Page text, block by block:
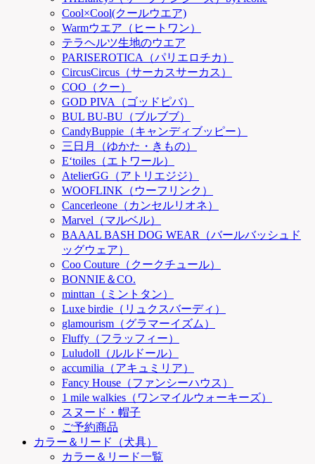
Cool×Cool(クールウエア)
Warmウエア（ヒートワン）
テラヘルツ生地のウエア
PARISEROTICA（パリエロチカ）
CircusCircus（サーカスサーカス）
COO（クー）
GOD PIVA（ゴッドピバ）
BUL BU-BU（ブルブブ）
CandyBuppie（キャンディブッピー）
三日月（ゆかた・きもの）
E‘toiles（エトワール）
AtelierGG（アトリエジジ）
WOOFLINK（ウーフリンク）
Cancerleone（カンセルリオネ）
Marvel（マルベル）
BAAAL BASH DOG WEAR（バールバッシュド
ッグウェア）
Coo Couture（クークチュール）
BONNIE＆CO.
minttan（ミントタン）
Luxe birdie（リュクスバーディ）
glamourism（グラマーイズム）
Fluffy（フラッフィー）
Luludoll（ルルドール）
accumilia（アキュミリア）
Fancy House（ファンシーハウス）
1 mile walkies（ワンマイルウォーキーズ）
スヌード・帽子
ご予約商品
カラー＆リード（犬具）
カラー＆リード一覧